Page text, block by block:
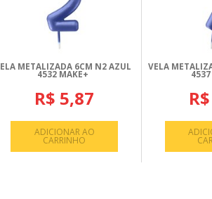
METALIZADA 6CM N2 AZUL
4532 MAKE+
R$ 5,87
ADICIONAR AO
CARRINHO
VELA